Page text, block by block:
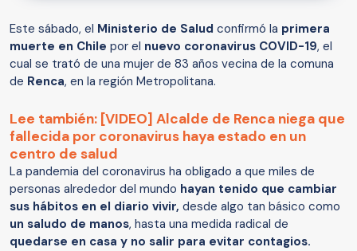
Este sábado, el Ministerio de Salud confirmó la primera
muerte en Chile por el nuevo coronavirus COVID-19, el
cual se trató de una mujer de 83 años vecina de la comuna
de Renca, en la región Metropolitana.
Lee también: [VIDEO] Alcalde de Renca niega que
fallecida por coronavirus haya estado en un
centro de salud
La pandemia del coronavirus ha obligado a que miles de
personas alrededor del mundo hayan tenido que cambiar
sus hábitos en el diario vivir, desde algo tan básico como
un saludo de manos, hasta una medida radical de
quedarse en casa y no salir para evitar contagios.